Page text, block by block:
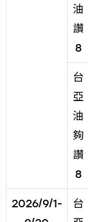
油
讚
8
台
亞
油
夠
讚
8
2026/9/1-
台